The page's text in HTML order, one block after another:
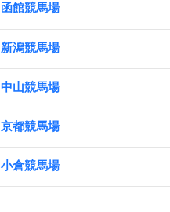
函館競馬場
新潟競馬場
中山競馬場
京都競馬場
小倉競馬場